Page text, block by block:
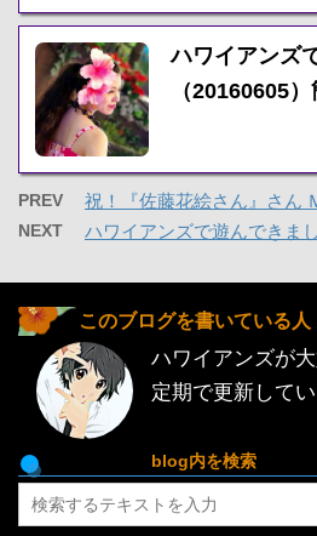
ハワイアンズ
（20160605
PREV 祝！『佐藤花絵さん』さん
NEXT ハワイアンズで遊んできま
このブログを書いている人
ハワイアンズが
定期で更新してい
blog内を検索